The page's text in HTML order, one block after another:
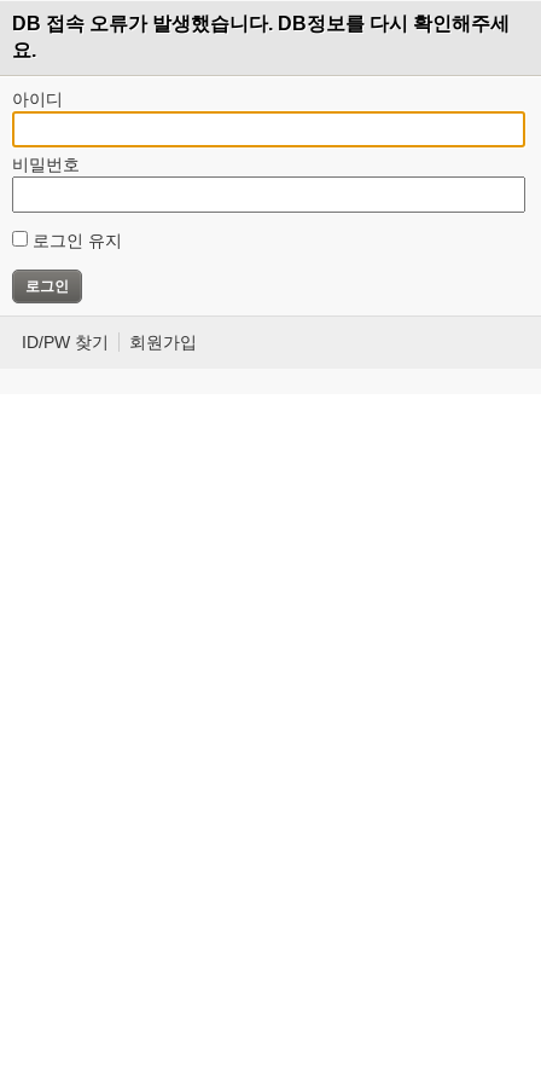
DB 접속 오류가 발생했습니다. DB정보를 다시 확인해주세
요.
아이디
비밀번호
로그인 유지
ID/PW 찾기 회원가입